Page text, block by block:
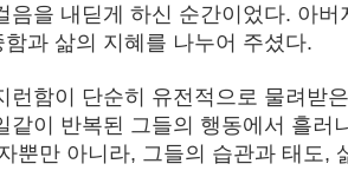
을 내딛게 하신 순간이었다. 아버
과 삶의 지혜를 나누어 주셨다.
함이 단순히 유전적으로 물려받
이 반복된 그들의 행동에서 흘러
뿐만 아니라, 그들의 습관과 태도,